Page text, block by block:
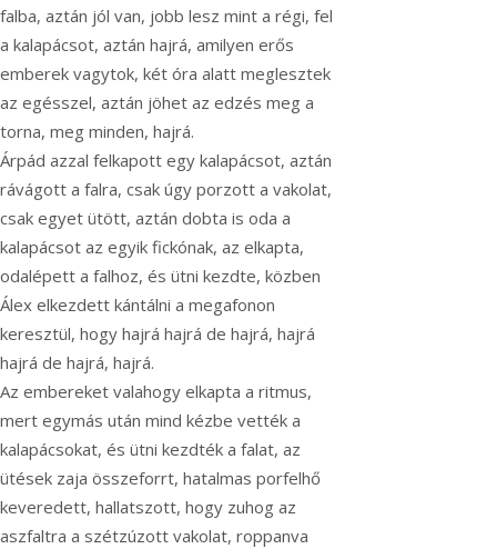
falba, aztán jól van, jobb lesz mint a régi, fel
a kalapácsot, aztán hajrá, amilyen erős
emberek vagytok, két óra alatt meglesztek
az egésszel, aztán jöhet az edzés meg a
torna, meg minden, hajrá.
Árpád azzal felkapott egy kalapácsot, aztán
rávágott a falra, csak úgy porzott a vakolat,
csak egyet ütött, aztán dobta is oda a
kalapácsot az egyik fickónak, az elkapta,
odalépett a falhoz, és ütni kezdte, közben
Álex elkezdett kántálni a megafonon
keresztül, hogy hajrá hajrá de hajrá, hajrá
hajrá de hajrá, hajrá.
Az embereket valahogy elkapta a ritmus,
mert egymás után mind kézbe vették a
kalapácsokat, és ütni kezdték a falat, az
ütések zaja összeforrt, hatalmas porfelhő
keveredett, hallatszott, hogy zuhog az
aszfaltra a szétzúzott vakolat, roppanva